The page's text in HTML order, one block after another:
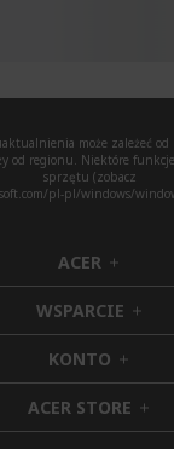
może zależeć
od regionu. Niektóre
sprzętu (zobacz
pl-pl/windows/
ACER h
i
d
d
e
n
WSPARCIE h
i
d
e
n
KONTO h
i
d
d
ACER STORE h
i